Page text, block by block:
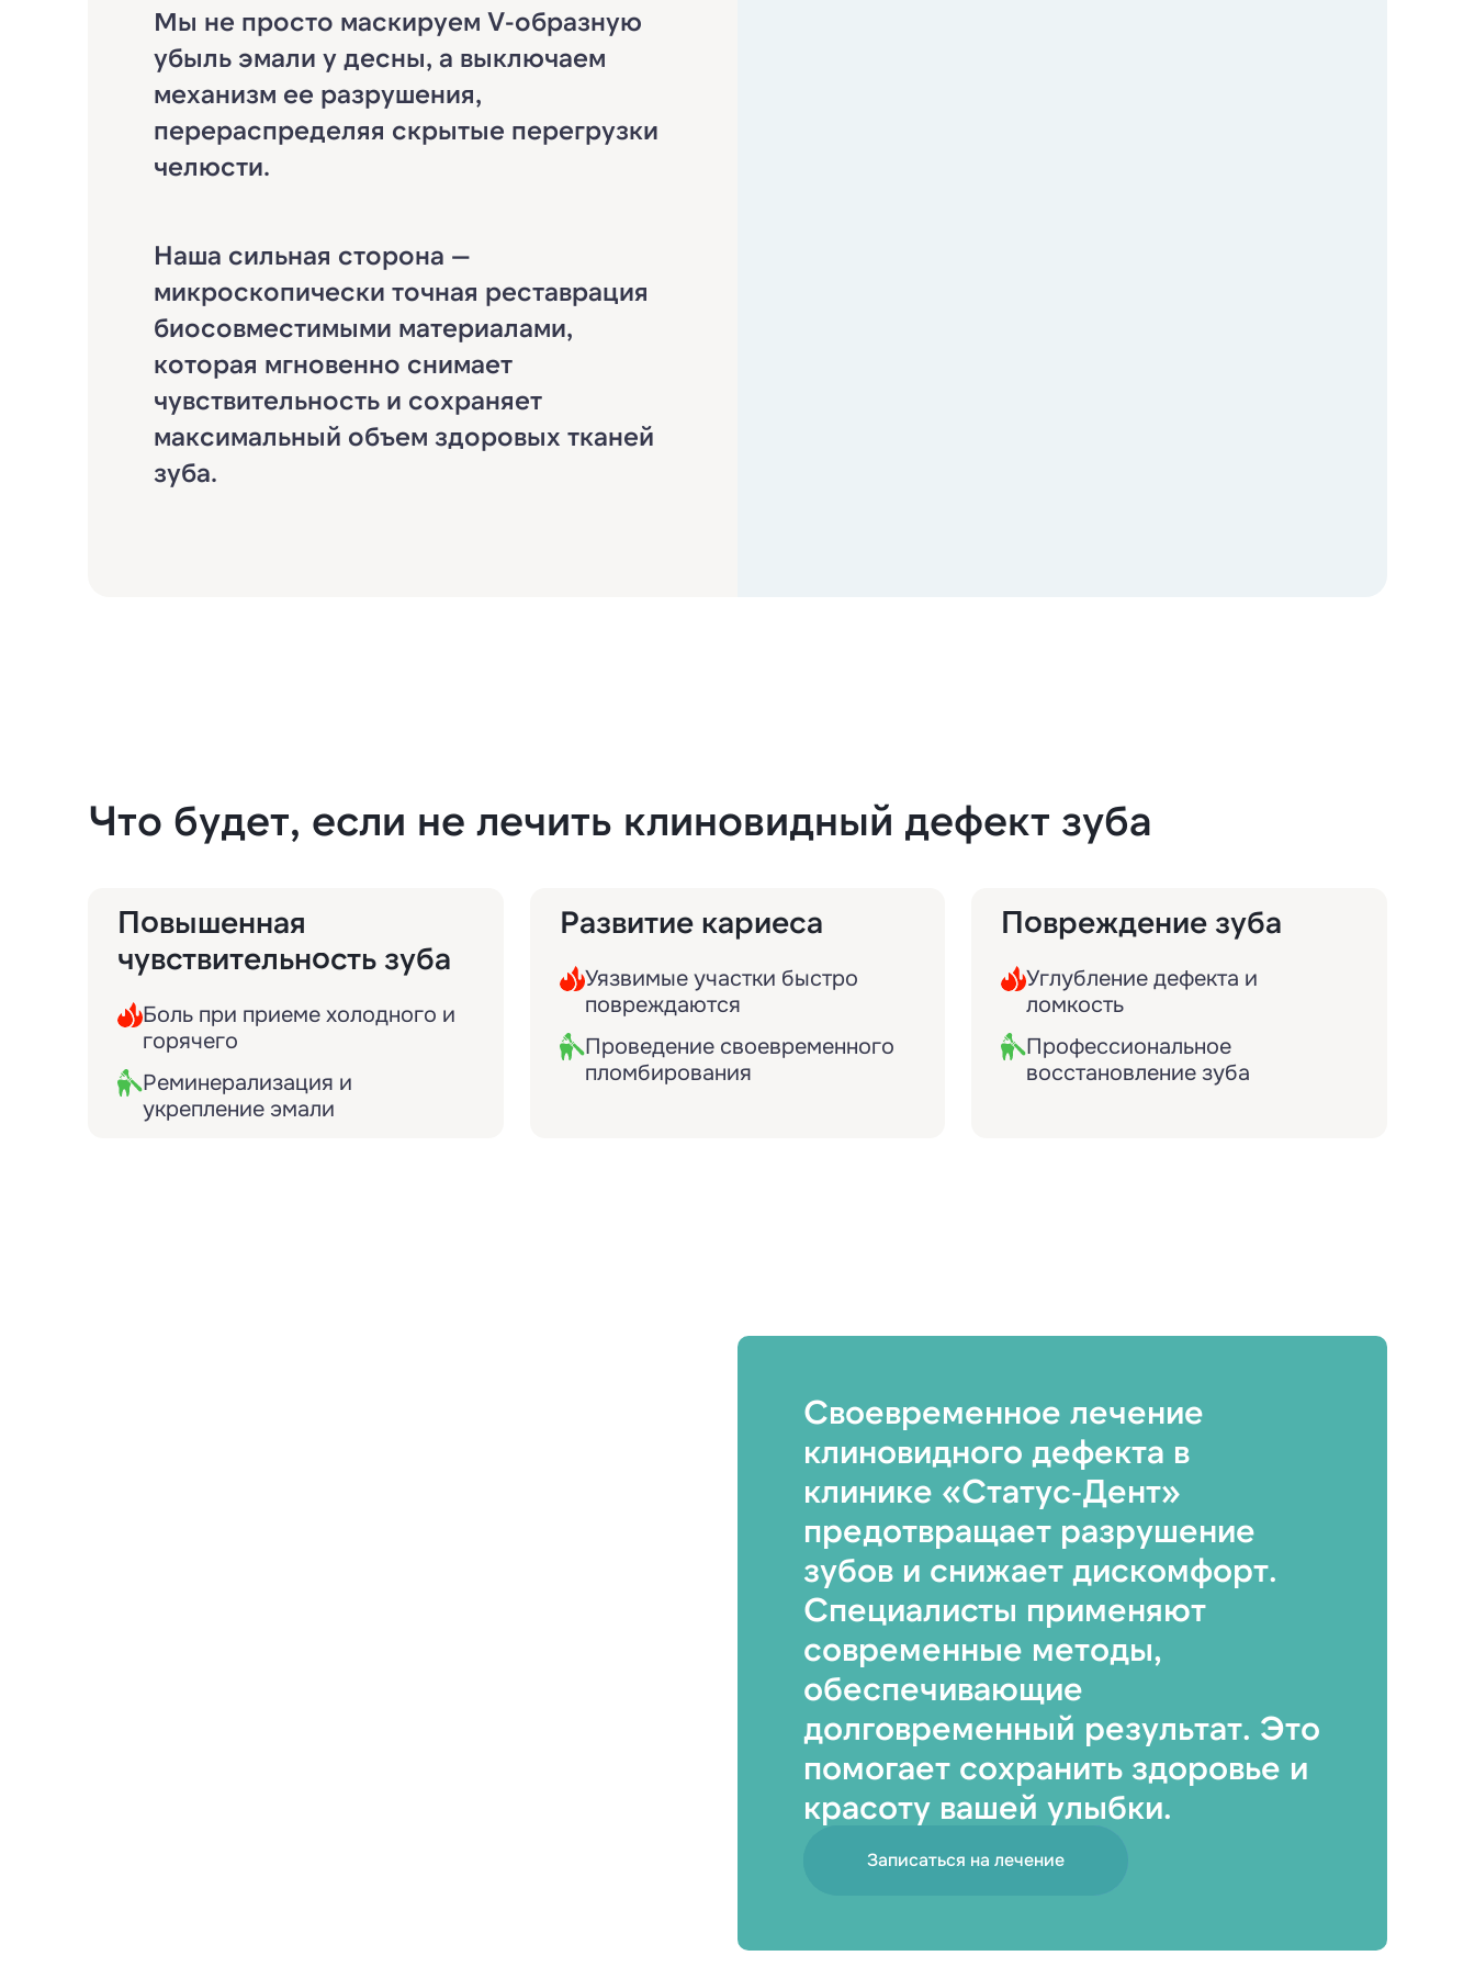
Мы не просто маскируем V-образную
убыль эмали у десны, а выключаем
механизм ее разрушения,
перераспределяя скрытые перегрузки
челюсти.
Наша сильная сторона —
микроскопически точная реставрация
биосовместимыми материалами,
которая мгновенно снимает
чувствительность и сохраняет
максимальный объем здоровых тканей
зуба.
Что будет, если не лечить клиновидный дефект зуба
Повышенная
чувствительность зуба
Боль при приеме холодного и
горячего
Реминерализация и
укрепление эмали
Развитие кариеса
Уязвимые участки быстро
повреждаются
Проведение своевременного
пломбирования
Повреждение зуба
Углубление дефекта и
ломкость
Профессиональное
восстановление зуба
Своевременное лечение
клиновидного дефекта в
клинике «Статус‑Дент»
предотвращает разрушение
зубов и снижает дискомфорт.
Специалисты применяют
современные методы,
обеспечивающие
долговременный результат. Это
помогает сохранить здоровье и
красоту вашей улыбки.
Записаться на лечение
Оставьте заявку на налоговый вычет